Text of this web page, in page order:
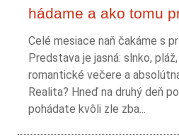
hádame a ako tomu
Celé mesiace naň čakáme s
Predstava je jasná: slnko,
romantické večere a
Realita? Hneď na druhý deň
pohádate kvôli zle zba...